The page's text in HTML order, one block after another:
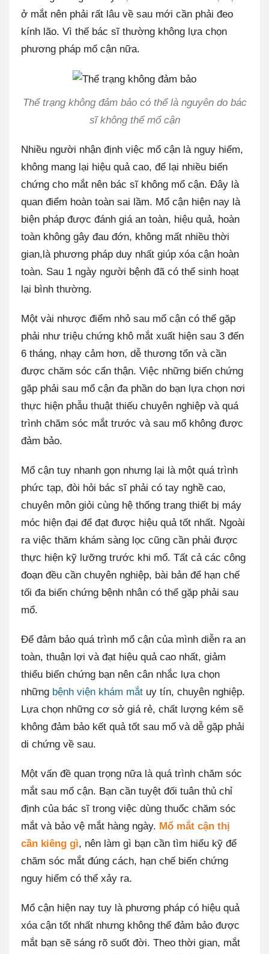
ở mắt nên phải rất lâu về sau mới cần phải đeo
kính lão. Vì thế bác sĩ thường không lựa chọn
phương pháp mổ cận nữa.
Thể trạng không đảm bảo có thể là nguyên do bác
sĩ không thể mổ cận
Nhiều người nhận định việc mổ cận là nguy hiểm,
không mang lại hiệu quả cao, để lại nhiều biến
chứng cho mắt nên bác sĩ không mổ cận. Đây là
quan điểm hoàn toàn sai lầm. Mổ cận hiện nay là
biện pháp được đánh giá an toàn, hiệu quả, hoàn
toàn không gây đau đớn, không mất nhiều thời
gian,là phương pháp duy nhất giúp xóa cận hoàn
toàn. Sau 1 ngày người bệnh đã có thể sinh hoạt
lại bình thường.
Một vài nhược điểm nhỏ sau mổ cận có thể gặp
phải như triệu chứng khô mắt xuất hiện sau 3 đến
6 tháng, nhạy cảm hơn, dễ thương tổn và cần
được chăm sóc cẩn thận. Việc những biến chứng
gặp phải sau mổ cận đa phần do bạn lựa chọn nơi
thực hiện phẫu thuật thiếu chuyên nghiệp và quá
trình chăm sóc mắt trước và sau mổ không được
đảm bảo.
Mổ cận tuy nhanh gọn nhưng lại là một quá trình
phức tạp, đòi hỏi bác sĩ phải có tay nghề cao,
chuyên môn giỏi cùng hệ thống trang thiết bị máy
móc hiện đại để đạt được hiệu quả tốt nhất. Ngoài
ra việc thăm khám sàng lọc cũng cần phải được
thực hiện kỹ lưỡng trước khi mổ. Tất cả các công
đoạn đều cần chuyên nghiệp, bài bản để hạn chế
tối đa biến chứng bệnh nhân có thể gặp phải sau
mổ.
Để đảm bảo quá trình mổ cận của mình diễn ra an
toàn, thuận lợi và đạt hiệu quả cao nhất, giảm
thiểu biến chứng bạn nên cân nhắc lựa chọn
những bệnh viện khám mắt uy tín, chuyên nghiệp.
Lựa chọn những cơ sở giá rẻ, chất lượng kém sẽ
không đảm bảo kết quả tốt sau mổ và dễ gặp phải
di chứng về sau.
Một vấn đề quan trọng nữa là quá trình chăm sóc
mắt sau mổ cận. Bạn cần tuyệt đối tuân thủ chỉ
định của bác sĩ trong việc dùng thuốc chăm sóc
mắt và bảo vệ mắt hàng ngày. Mổ mắt cận thị
cần kiêng gì, nên làm gì bạn cần tìm hiểu kỹ để
chăm sóc mắt đúng cách, hạn chế biến chứng
nguy hiểm có thể xảy ra.
Mổ cận hiện nay tuy là phương pháp có hiệu quả
xóa cận tốt nhất nhưng không thể đảm bảo được
mắt bạn sẽ sáng rõ suốt đời. Theo thời gian, mắt